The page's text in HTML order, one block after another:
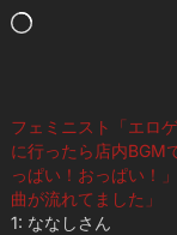
読
み
中…
フェミニスト「エロ
に行ったら店内BGM
っぱい！おっぱい！
曲が流れてました」
1: ななしさん